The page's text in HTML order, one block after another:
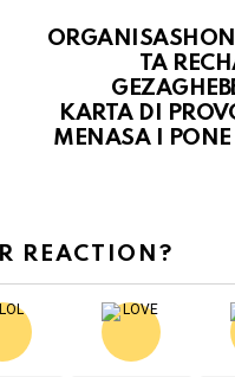
TA
KARTA DI
MENASA I PONE
REACTION?